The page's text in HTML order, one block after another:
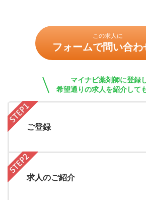
この求人に
フォームで問い合わ
マイナビ薬剤師に登録
希望通りの求人を紹介して
ご登録
求人のご紹介